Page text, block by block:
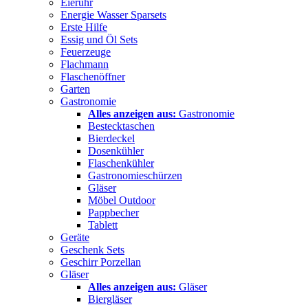
Eieruhr
Energie Wasser Sparsets
Erste Hilfe
Essig und Öl Sets
Feuerzeuge
Flachmann
Flaschenöffner
Garten
Gastronomie
Alles anzeigen aus: Gastronomie
Bestecktaschen
Bierdeckel
Dosenkühler
Flaschenkühler
Gastronomieschürzen
Gläser
Möbel Outdoor
Pappbecher
Tablett
Geräte
Geschenk Sets
Geschirr Porzellan
Gläser
Alles anzeigen aus: Gläser
Biergläser